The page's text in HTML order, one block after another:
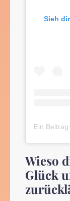
Sieh
Wieso
Glück